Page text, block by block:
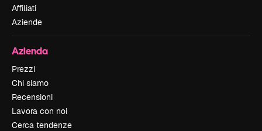
Affiliati
Aziende
Azienda
Prezzi
Chi siamo
Recensioni
Lavora con noi
Cerca tendenze